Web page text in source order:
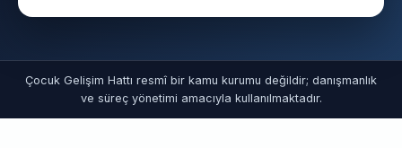
Çocuk Gelişim Hattı resmî bir kamu kurumu değildir; danışmanlık
ve süreç yönetimi amacıyla kullanılmaktadır.